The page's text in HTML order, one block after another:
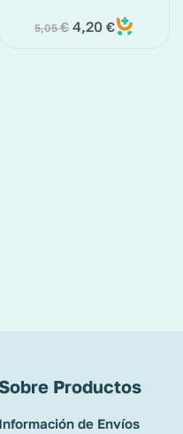
5,05€ 4,20 €
Sobre Productos
Información de Envíos